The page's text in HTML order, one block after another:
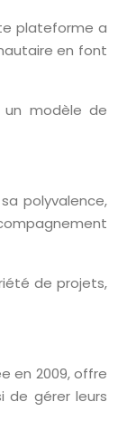
plateforme a
en font
un modèle de
polyvalence,
de projets,
en 2009, offre
de gérer leurs